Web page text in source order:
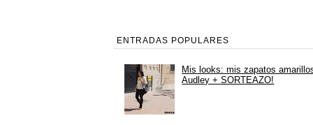
ENTRADAS POPULARES
Mis looks: mis zapatos
Audley + SORTEAZO!